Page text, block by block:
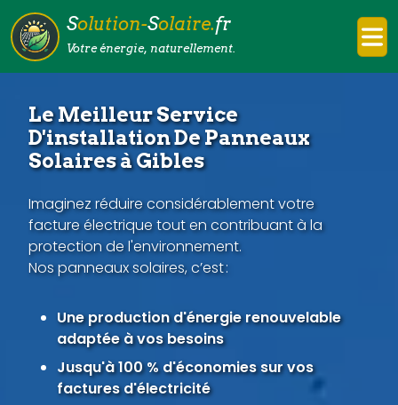
Solution-Solaire.fr
Votre énergie, naturellement.
Le Meilleur Service
D'installation De Panneaux
Solaires à Gibles
Imaginez réduire considérablement votre
facture électrique tout en contribuant à la
protection de l'environnement.
Nos panneaux solaires, c’est :
Une production d'énergie renouvelable
adaptée à vos besoins
Jusqu'à 100 % d'économies sur vos
factures d'électricité